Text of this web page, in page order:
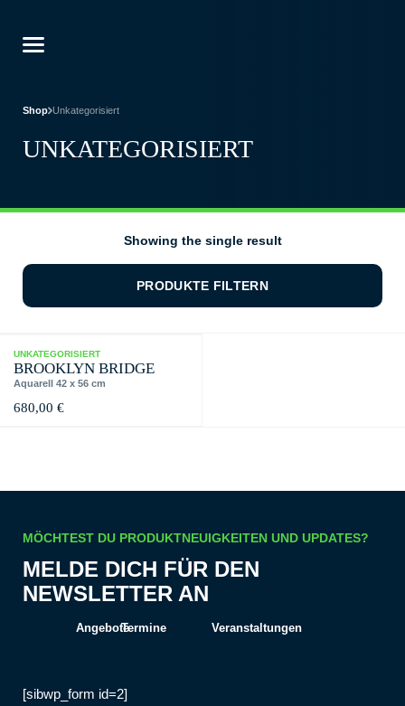
Shop Unkategorisiert
UNKATEGORISIERT
PRODUKTE FILTERN
Showing the single result
UNKATEGORISIERT
BROOKLYN BRIDGE
Aquarell 42 x 56 cm
680,00 €
MÖCHTEST DU PRODUKTNEUIGKEITEN UND UPDATES?
MELDE DICH FÜR DEN
NEWSLETTER AN
AngeboteTermine Veranstaltungen
[sibwp_form id=2]